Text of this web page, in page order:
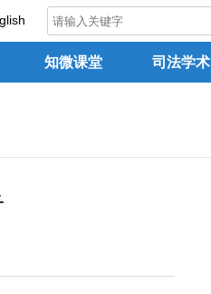
知微课堂 司法学术